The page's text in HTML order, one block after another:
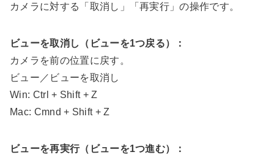
カメラに対する「取消し」「再実行」の操作です。
ビューを取消し（ビューを1つ戻る）：
カメラを前の位置に戻す。
ビュー／ビューを取消し
Win: Ctrl + Shift + Z
Mac: Cmnd + Shift + Z
ビューを再実行（ビューを1つ進む）：